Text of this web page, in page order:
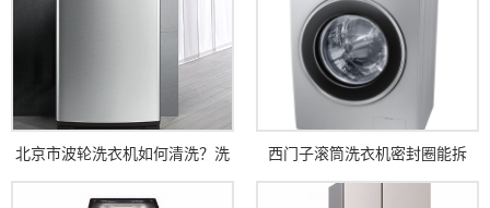
北京市波轮洗衣机如何清洗？洗
衣机清洗方法
西门子滚筒洗衣机密封圈能拆